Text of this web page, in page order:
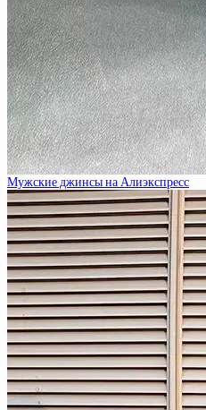
Мужские джинсы на Алиэкспресс